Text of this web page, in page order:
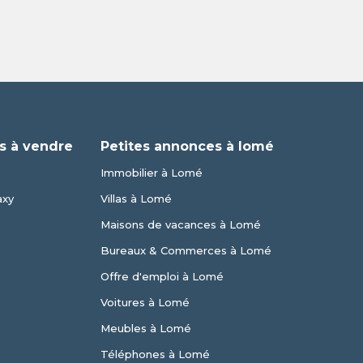
à vendre Petites annonces à lomé
Immobilier à Lomé
Villas à Lomé
Maisons de vacances à Lomé
Bureaux & Commerces à Lomé
Offre d'emploi à Lomé
Voitures à Lomé
Meubles à Lomé
Téléphones à Lomé